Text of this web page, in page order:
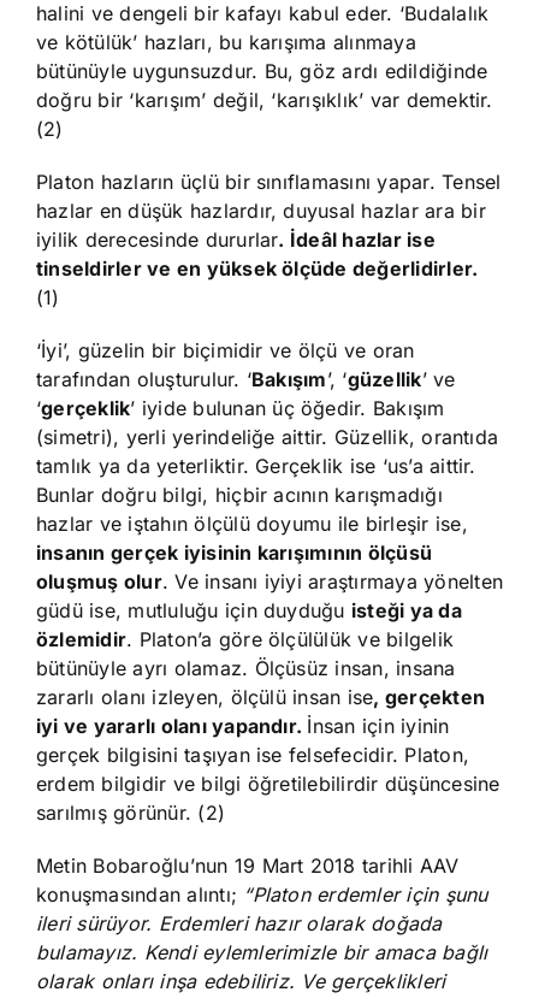
halini ve dengeli bir kafayı kabul eder. ‘Budalalık
ve kötülük’ hazları, bu karışıma alınmaya
bütünüyle uygunsuzdur. Bu, göz ardı edildiğinde
doğru bir ‘karışım’ değil, ‘karışıklık’ var demektir.
(2)
Platon hazların üçlü bir sınıflamasını yapar. Tensel
hazlar en düşük hazlardır, duyusal hazlar ara bir
iyilik derecesinde dururlar. İdeâl hazlar ise
tinseldirler ve en yüksek ölçüde değerlidirler.
(1)
‘İyi’, güzelin bir biçimidir ve ölçü ve oran
tarafından oluşturulur. ‘Bakışım’, ‘güzellik’ ve
‘gerçeklik’ iyide bulunan üç öğedir. Bakışım
(simetri), yerli yerindeliğe aittir. Güzellik, orantıda
tamlık ya da yeterliktir. Gerçeklik ise ‘us’a aittir.
Bunlar doğru bilgi, hiçbir acının karışmadığı
hazlar ve iştahın ölçülü doyumu ile birleşir ise,
insanın gerçek iyisinin karışımının ölçüsü
oluşmuş olur. Ve insanı iyiyi araştırmaya yönelten
güdü ise, mutluluğu için duyduğu isteği ya da
özlemidir. Platon’a göre ölçülülük ve bilgelik
bütünüyle ayrı olamaz. Ölçüsüz insan, insana
zararlı olanı izleyen, ölçülü insan ise, gerçekten
iyi ve yararlı olanı yapandır. İnsan için iyinin
gerçek bilgisini taşıyan ise felsefecidir. Platon,
erdem bilgidir ve bilgi öğretilebilirdir düşüncesine
sarılmış görünür. (2)
Metin Bobaroğlu’nun 19 Mart 2018 tarihli AAV
konuşmasından alıntı; “Platon erdemler için şunu
ileri sürüyor. Erdemleri hazır olarak doğada
bulamayız. Kendi eylemlerimizle bir amaca bağlı
olarak onları inşa edebiliriz. Ve gerçeklikleri